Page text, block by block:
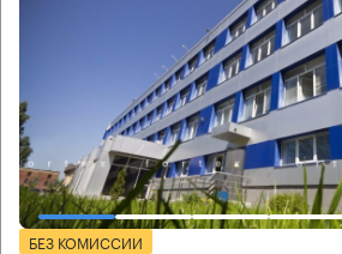
БЕЗ КОМИССИИ